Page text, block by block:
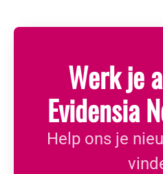
Werk je
Evidensia
Help ons je